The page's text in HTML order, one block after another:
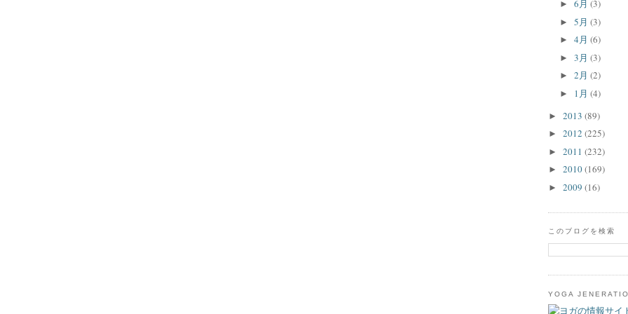
► 6月 (3)
► 5月 (3)
► 4月 (6)
► 3月 (3)
► 2月 (2)
► 1月 (4)
► 2013 (89)
► 2012 (225)
► 2011 (232)
► 2010(169)
► 2009 (16)
このブログを検索
YOGA